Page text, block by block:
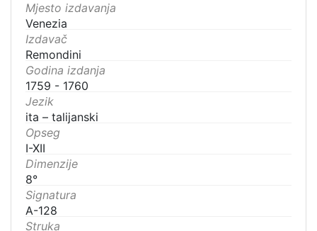
Mjesto izdavanja
Venezia
Izdavač
Remondini
Godina izdanja
1759 - 1760
Jezik
ita – talijanski
Opseg
I-XII
Dimenzije
8°
Signatura
A-128
Struka